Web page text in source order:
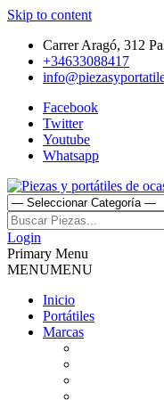
Skip to content
Carrer Aragó, 312
+34633088417
Facebook
Twitter
Youtube
Whatsapp
Piezas y
compra
Todo lo que necesitas para
Teclados, Baterías,
Ventiladores
Login
Primary Menu
MENUMENU
Inicio
Portátiles
Marcas